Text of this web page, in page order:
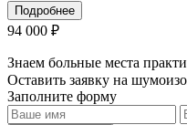
Подробнее
94 000 ₽
Знаем больные места
Оставить заявку на
Заполните форму